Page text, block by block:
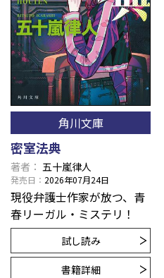
角川文庫
密室法典
著者 五十嵐律人
発売日 2026年07月24日
現役弁護士作家が放つ、青
春リーガル・ミステリ！
試し読み
書籍詳細